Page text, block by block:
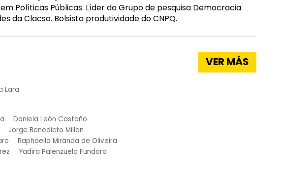
Políticas Públicas. Líder do Grupo de pesquisa Democracia
da Clacso. Bolsista produtividade do CNPQ.
Lara
Daniela León Castaño
Jorge Benedicto Millan
Raphaella Miranda de Oliveira
Yadira Palenzuela Fundora
VER MÁS